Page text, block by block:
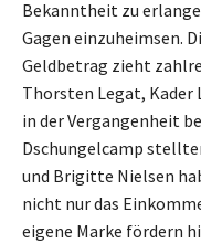
Bekanntheit zu
Gagen einzuheimsen.
Geldbetrag zieht
Thorsten Legat, Kader
in der Vergangenheit
Dschungelcamp
und Brigitte Nielsen
nicht nur das
eigene Marke fördern